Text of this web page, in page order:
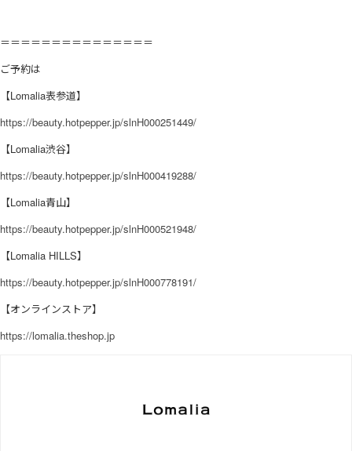
＝＝＝＝＝＝＝＝＝＝＝＝＝＝＝
ご予約は
【Lomalia表参道】
https://beauty.hotpepper.jp/slnH000251449/
【Lomalia渋谷】
https://beauty.hotpepper.jp/slnH000419288/
【Lomalia青山】
https://beauty.hotpepper.jp/slnH000521948/
【Lomalia HILLS】
https://beauty.hotpepper.jp/slnH000778191/
【オンラインストア】
https://lomalia.theshop.jp